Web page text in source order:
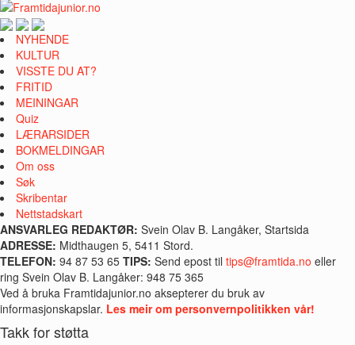
NYHENDE
KULTUR
VISSTE DU AT?
FRITID
MEININGAR
Quiz
LÆRARSIDER
BOKMELDINGAR
Om oss
Søk
Skribentar
Nettstadskart
ANSVARLEG REDAKTØR: Svein Olav B. Langåker, Startsida
ADRESSE: Midthaugen 5, 5411 Stord.
TELEFON: 94 87 53 65 TIPS: Send epost til tips@framtida.no eller
ring Svein Olav B. Langåker: 948 75 365
Ved å bruka Framtidajunior.no aksepterer du bruk av
informasjonskapslar. Les meir om personvernpolitikken vår!
Takk for støtta